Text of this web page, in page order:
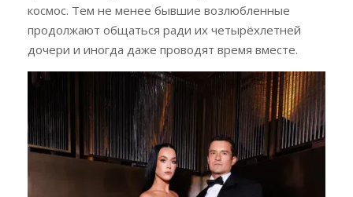
космос. Тем не менее бывшие возлюбленные
продолжают общаться ради их четырёхлетней
дочери и иногда даже проводят время вместе.